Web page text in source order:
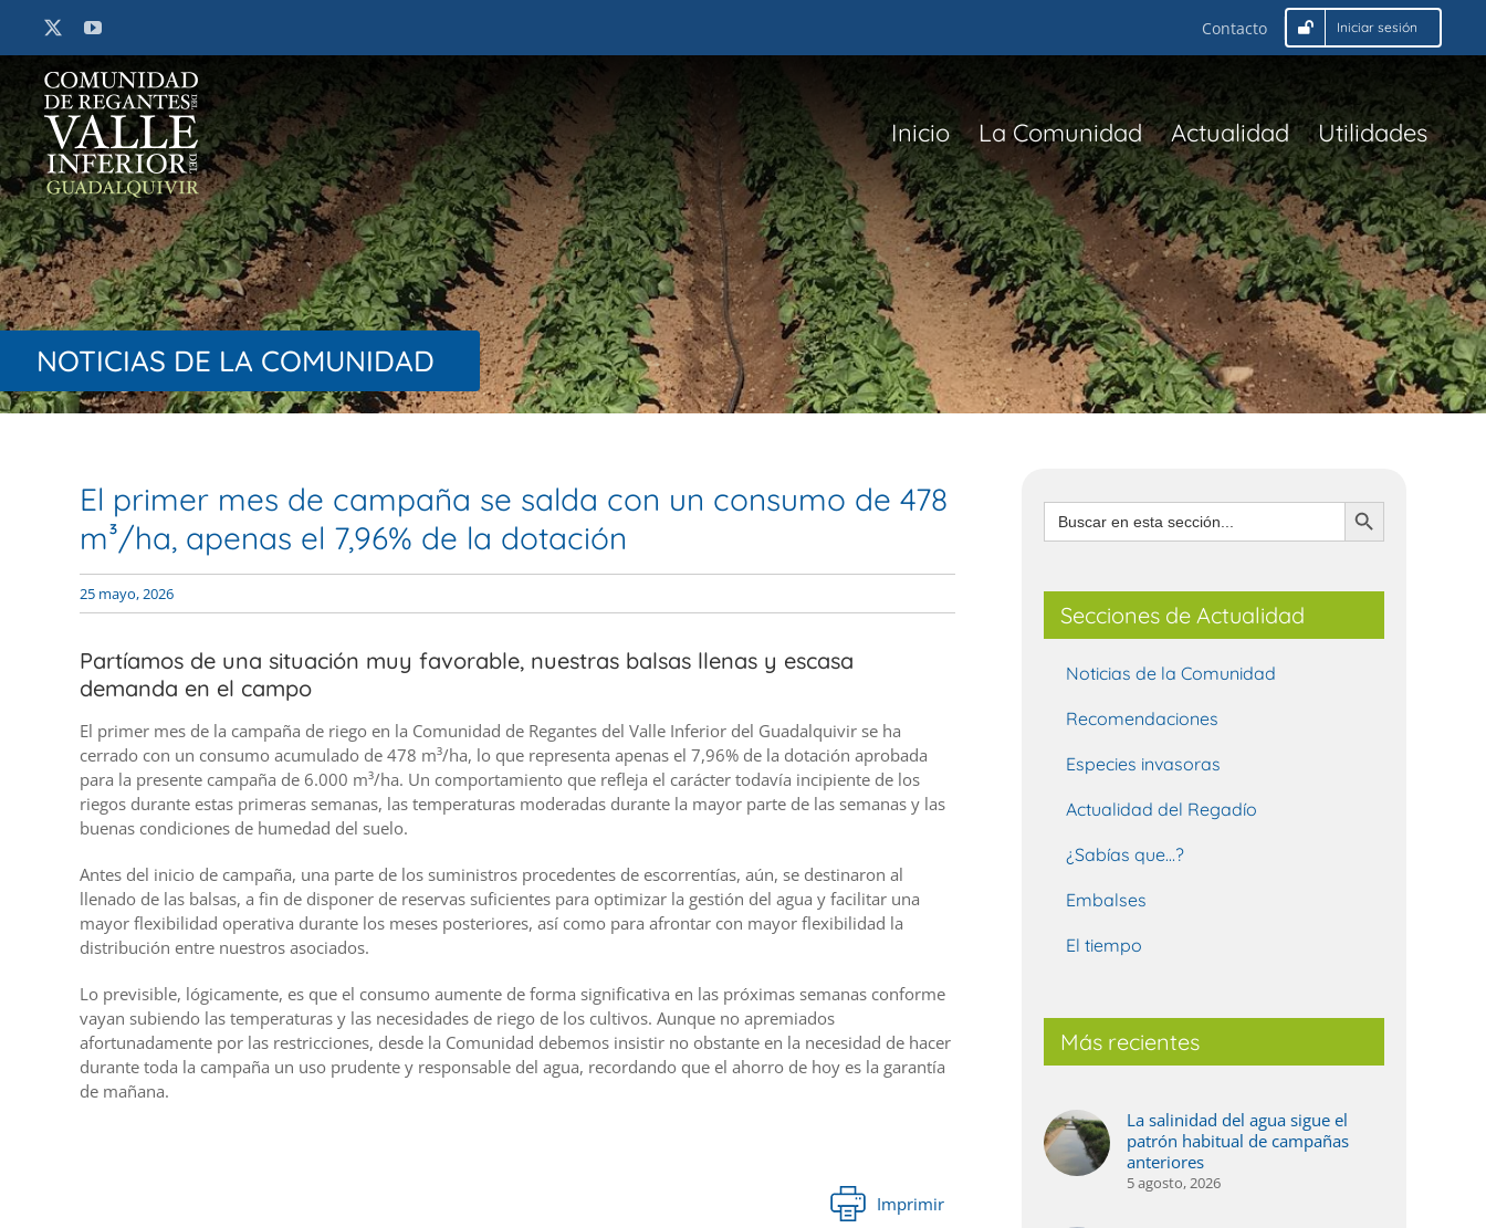
contenido
Contacto Iniciar sesión
Inicio La Comunidad Actualidad Utilidades
NOTICIAS DE LA COMUNIDAD
El primer mes de campaña se salda con un consumo de 478
m³/ha, apenas el 7,96% de la dotación
25 mayo, 2026
Partíamos de una situación muy favorable, nuestras balsas llenas y escasa
demanda en el campo
El primer mes de la campaña de riego en la Comunidad de Regantes del Valle Inferior del Guadalquivir se ha
cerrado con un consumo acumulado de 478 m³/ha, lo que representa apenas el 7,96% de la dotación aprobada
para la presente campaña de 6.000 m³/ha. Un comportamiento que refleja el carácter todavía incipiente de los
riegos durante estas primeras semanas, las temperaturas moderadas durante la mayor parte de las semanas y las
buenas condiciones de humedad del suelo.
Antes del inicio de campaña, una parte de los suministros procedentes de escorrentías, aún, se destinaron al
llenado de las balsas, a fin de disponer de reservas suficientes para optimizar la gestión del agua y facilitar una
mayor flexibilidad operativa durante los meses posteriores, así como para afrontar con mayor flexibilidad la
distribución entre nuestros asociados.
Lo previsible, lógicamente, es que el consumo aumente de forma significativa en las próximas semanas conforme
vayan subiendo las temperaturas y las necesidades de riego de los cultivos. Aunque no apremiados
afortunadamente por las restricciones, desde la Comunidad debemos insistir no obstante en la necesidad de hacer
durante toda la campaña un uso prudente y responsable del agua, recordando que el ahorro de hoy es la garantía
de mañana.
Imprimir
Buscar: Botón de búsqueda
Secciones de Actualidad
Noticias de la Comunidad
Recomendaciones
Especies invasoras
Actualidad del Regadío
¿Sabías que…?
Embalses
El tiempo
Más recientes
La salinidad del agua sigue el
patrón habitual de campañas
anteriores
5 agosto, 2026